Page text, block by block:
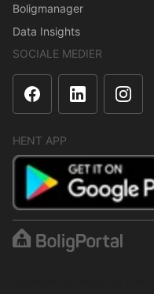
Boligmanager
Data Insights
SOCIALE MEDIER
HENT APP